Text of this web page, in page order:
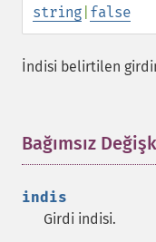
string false
İndisi belirtilen
Bağımsız
indis
Girdi indisi.